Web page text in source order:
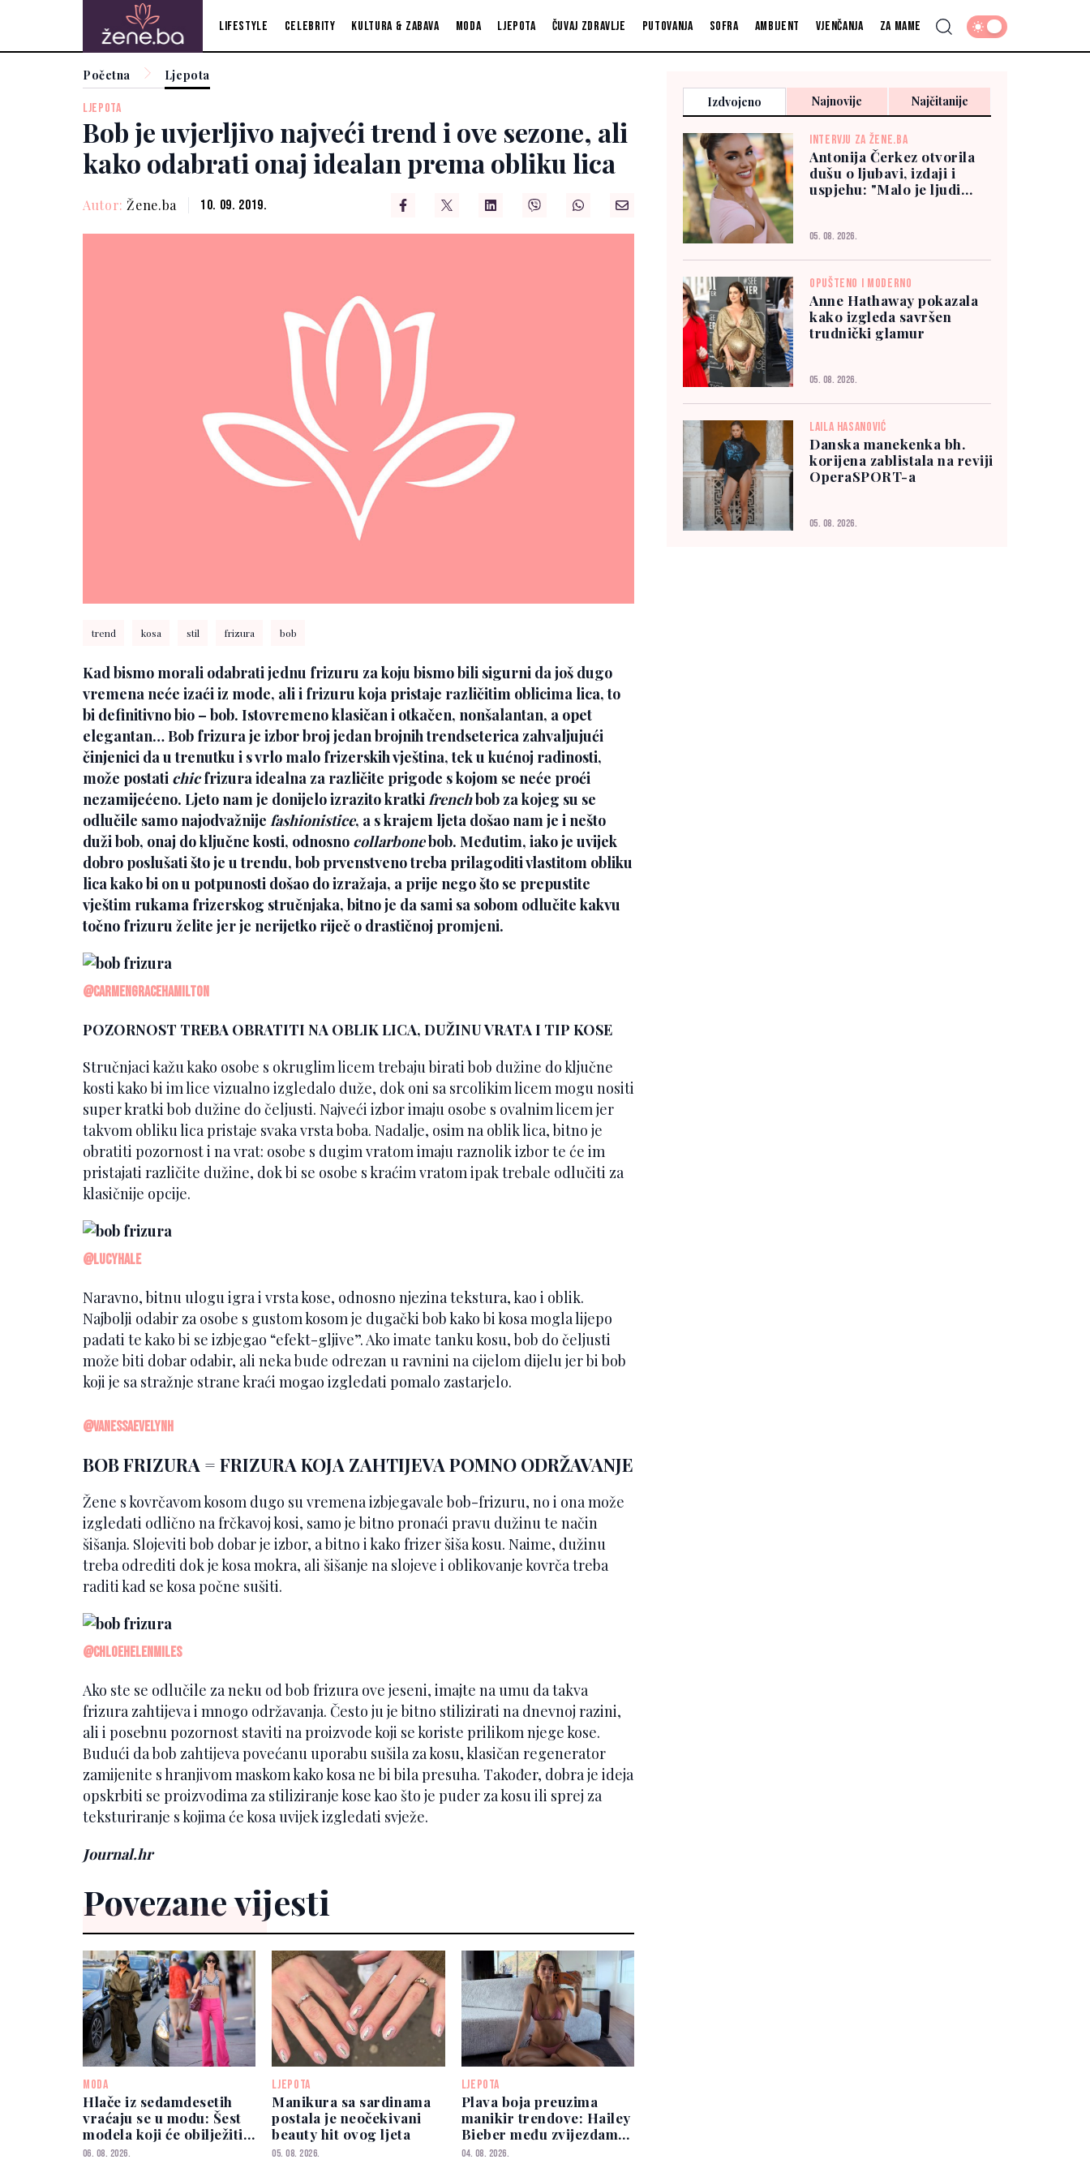
Lifestyle Celebrity Kultura & zabava Moda Ljepota Čuvaj zdravlje Putovanja Sofra Ambijent Vjenčanja Za mame
Početna Ljepota
LJEPOTA
Bob je uvjerljivo najveći trend i ove sezone, ali
kako odabrati onaj idealan prema obliku lica
Autor: Žene.ba 10. 09. 2019.
trend kosa stil frizura bob
Kad bismo morali odabrati jednu frizuru za koju bismo bili sigurni da još dugo
vremena neće izaći iz mode, ali i frizuru koja pristaje različitim oblicima lica, to
bi definitivno bio – bob. Istovremeno klasičan i otkačen, nonšalantan, a opet
elegantan… Bob frizura je izbor broj jedan brojnih trendseterica zahvaljujući
činjenici da u trenutku i s vrlo malo frizerskih vještina, tek u kućnoj radinosti,
može postati chicfrizura idealna za različite prigode s kojom se neće proći
nezamijećeno. Ljeto nam je donijelo izrazito kratki frenchbob za kojeg su se
odlučile samo najodvažnije fashionistice, a s krajem ljeta došao nam je i nešto
duži bob, onaj do ključne kosti, odnosno collarbonebob. Međutim, iako je uvijek
dobro poslušati što je u trendu, bob prvenstveno treba prilagoditi vlastitom obliku
lica kako bi on u potpunosti došao do izražaja, a prije nego što se prepustite
vještim rukama frizerskog stručnjaka, bitno je da sami sa sobom odlučite kakvu
točno frizuru želite jer je nerijetko riječ o drastičnoj promjeni.
@carmengracehamilton
POZORNOST TREBA OBRATITI NA OBLIK LICA, DUŽINU VRATA I TIP KOSE
Stručnjaci kažu kako osobe s okruglim licem trebaju birati bob dužine do ključne
kosti kako bi im lice vizualno izgledalo duže, dok oni sa srcolikim licem mogu nositi
super kratki bob dužine do čeljusti. Najveći izbor imaju osobe s ovalnim licem jer
takvom obliku lica pristaje svaka vrsta boba. Nadalje, osim na oblik lica, bitno je
obratiti pozornost i na vrat: osobe s dugim vratom imaju raznolik izbor te će im
pristajati različite dužine, dok bi se osobe s kraćim vratom ipak trebale odlučiti za
klasičnije opcije.
@lucyhale
Naravno, bitnu ulogu igra i vrsta kose, odnosno njezina tekstura, kao i oblik.
Najbolji odabir za osobe s gustom kosom je dugački bob kako bi kosa mogla lijepo
padati te kako bi se izbjegao “efekt-gljive”. Ako imate tanku kosu, bob do čeljusti
može biti dobar odabir, ali neka bude odrezan u ravnini na cijelom dijelu jer bi bob
koji je sa stražnje strane kraći mogao izgledati pomalo zastarjelo.
@vanessaevelynh
BOB FRIZURA = FRIZURA KOJA ZAHTIJEVA POMNO ODRŽAVANJE
Žene s kovrčavom kosom dugo su vremena izbjegavale bob-frizuru, no i ona može
izgledati odlično na frčkavoj kosi, samo je bitno pronaći pravu dužinu te način
šišanja. Slojeviti bob dobar je izbor, a bitno i kako frizer šiša kosu. Naime, dužinu
treba odrediti dok je kosa mokra, ali šišanje na slojeve i oblikovanje kovrča treba
raditi kad se kosa počne sušiti.
@chloehelenmiles
Ako ste se odlučile za neku od bob frizura ove jeseni, imajte na umu da takva
frizura zahtijeva i mnogo održavanja. Često ju je bitno stilizirati na dnevnoj razini,
ali i posebnu pozornost staviti na proizvode koji se koriste prilikom njege kose.
Budući da bob zahtijeva povećanu uporabu sušila za kosu, klasičan regenerator
zamijenite s hranjivom maskom kako kosa ne bi bila presuha. Također, dobra je ideja
opskrbiti se proizvodima za stiliziranje kose kao što je puder za kosu ili sprej za
teksturiranje s kojima će kosa uvijek izgledati svježe.
Journal.hr
Povezane vijesti
MODA
Hlače iz sedamdesetih
vraćaju se u modu: Šest
modela koji će obilježiti
sezonu
06. 08. 2026.
LJEPOTA
Manikura sa sardinama
postala je neočekivani
beauty hit ovog ljeta
05. 08. 2026.
LJEPOTA
Plava boja preuzima
manikir trendove: Hailey
Bieber među zvijezdama
koje je već nose
04. 08. 2026.
Izdvojeno Najnovije Najčitanije
INTERVJU ZA ŽENE.BA
Antonija Čerkez otvorila
dušu o ljubavi, izdaji i
uspjehu: "Malo je ljudi
05. 08. 2026.
OPUŠTENO I MODERNO
Anne Hathaway pokazala
kako izgleda savršen
trudnički glamur
05. 08. 2026.
LAILA HASANOVIĆ
Danska manekenka bh.
korijena zablistala na reviji
OperaSPORT-a
05. 08. 2026.